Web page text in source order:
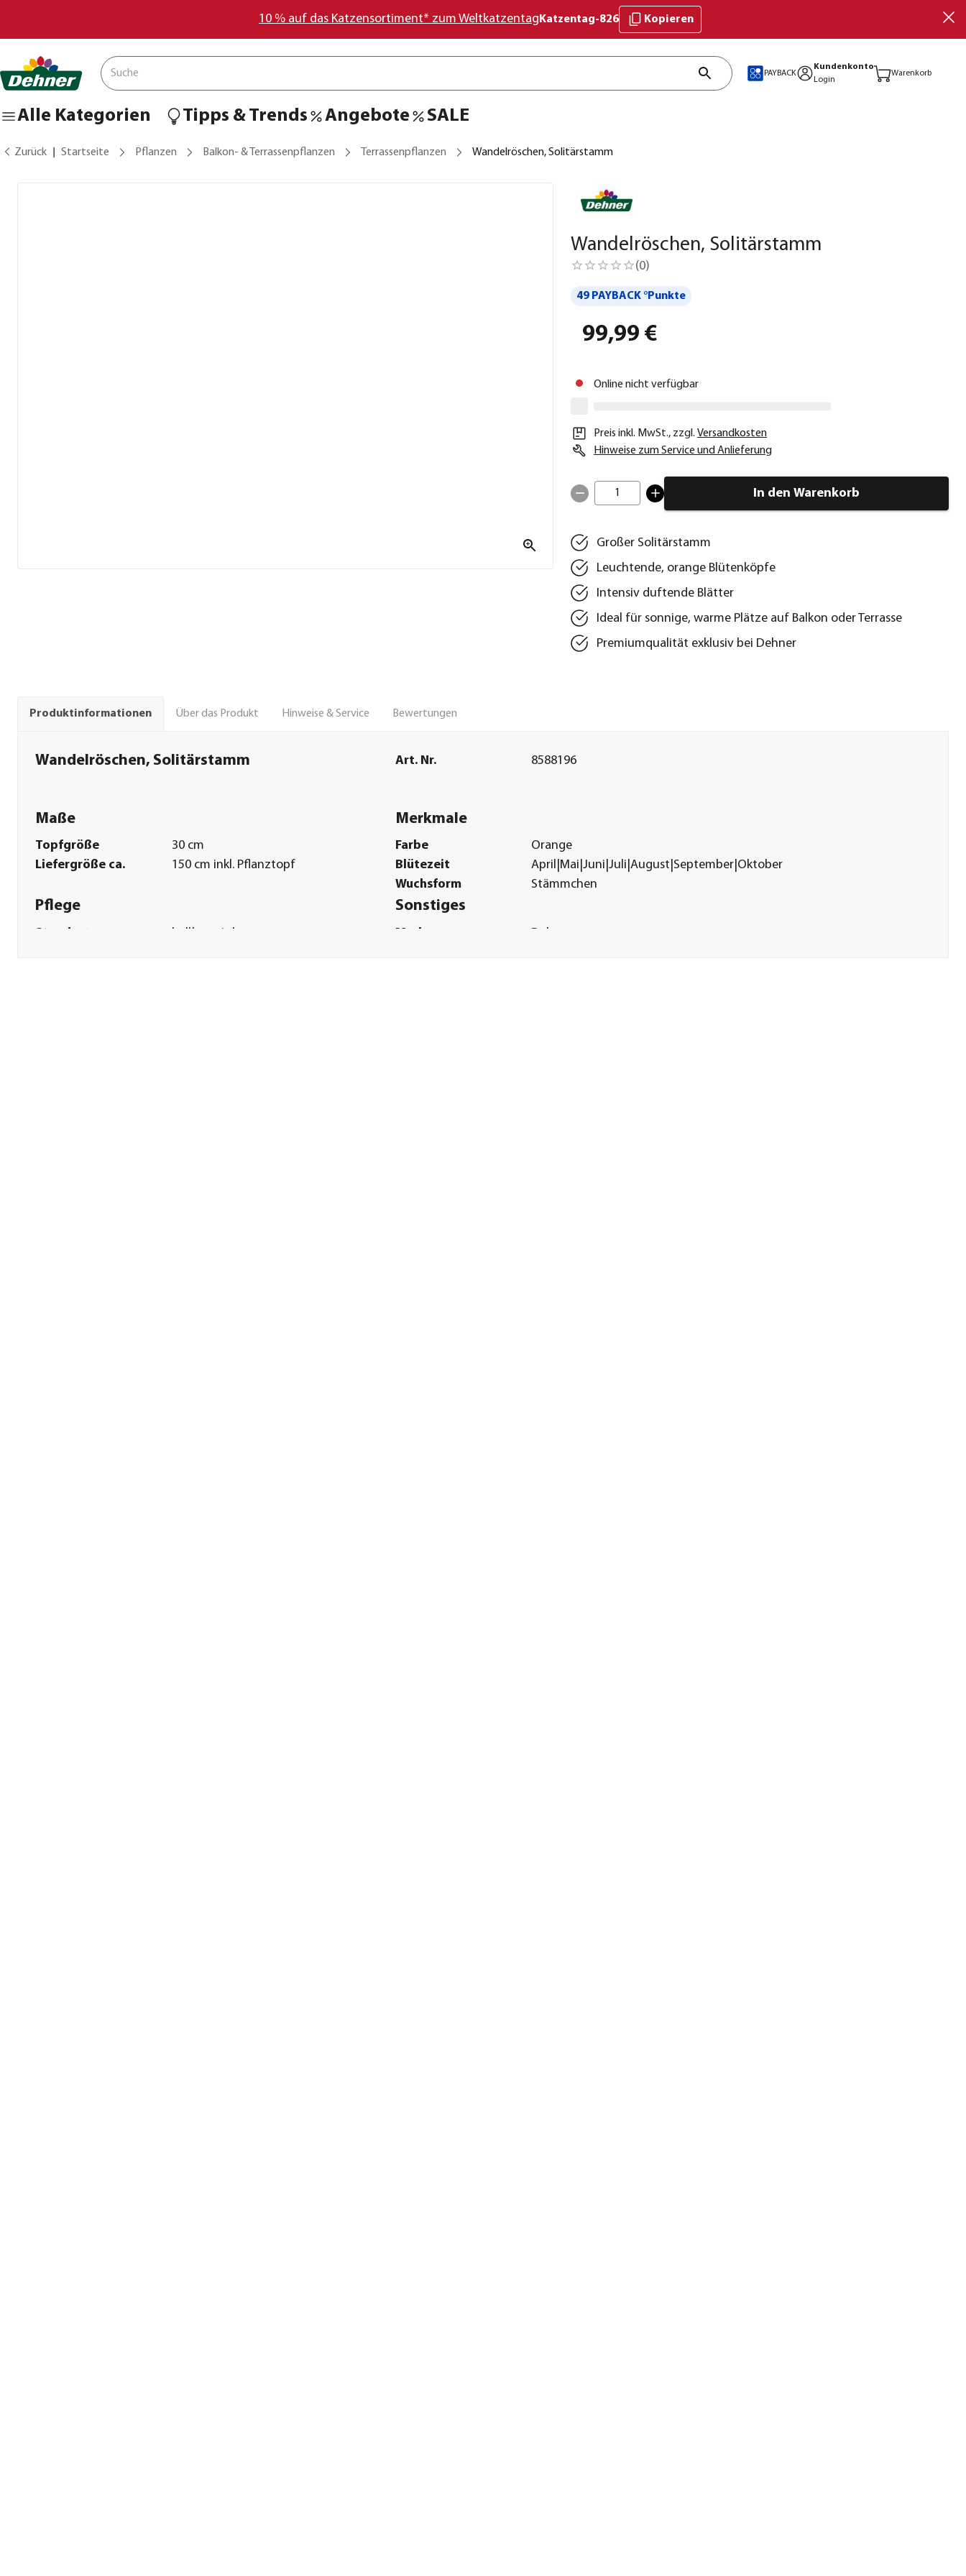
10 % auf das Katzensortiment* zum Weltkatzentag Katzentag-826 Kopieren
PAYBACK
Kundenkonto
Login
Warenkorb
Alle Kategorien Tipps & Trends Angebote SALE
Zurück Startseite Pflanzen Balkon- & Terrassenpflanzen Terrassenpflanzen Wandelröschen, Solitärstamm
Wandelröschen, Solitärstamm
(0)
49 PAYBACK °Punkte
99,99 €
Online nicht verfügbar
Preis inkl. MwSt., zzgl. Versandkosten
Hinweise zum Service und Anlieferung
1 In den Warenkorb
Großer Solitärstamm
Leuchtende, orange Blütenköpfe
Intensiv duftende Blätter
Ideal für sonnige, warme Plätze auf Balkon oder Terrasse
Premiumqualität exklusiv bei Dehner
Produktinformationen Über das Produkt Hinweise & Service Bewertungen
Wandelröschen, Solitärstamm Art. Nr. 8588196
Maße
Topfgröße
30 cm
Liefergröße ca.
150 cm inkl. Pflanztopf
Merkmale
Farbe
Orange
Blütezeit
April|Mai|Juni|Juli|August|September|Oktober
Wuchsform
Stämmchen
Pflege
Standort hell|sonnig|warm
Sonstiges
Marke
Dehner